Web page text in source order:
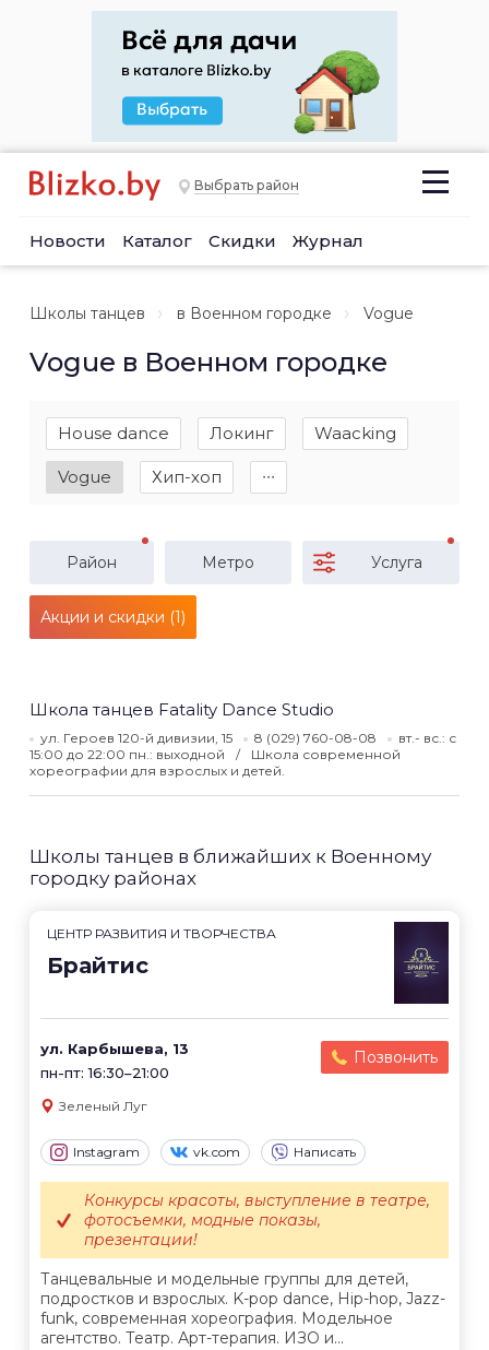
Выбрать район
Новости Каталог Скидки Журнал
Школы танцев в Военном городке Vogue
Vogue в Военном городке
House dance Локинг Waacking
Vogue Хип-хоп ∙∙∙
Район Метро Услуга
Акции и скидки (1)
Школа танцев Fatality Dance Studio
ул. Героев 120-й дивизии, 15 8 (029) 760-08-08
вт.- вс.: с
15:00 до 22:00 пн.: выходной
Школа современной
хореографии для взрослых и детей.
Школы танцев в ближайших к Военному
городку районах
ЦЕНТР РАЗВИТИЯ И ТВОРЧЕСТВА
Брайтис
ул. Карбышева, 13
пн-пт: 16:30–21:00
Позвонить
Зеленый Луг
Instagram vk.com Написать
Танцевальные и модельные группы для детей,
подростков и взрослых. K-pop dance, Hip-hop, Jazz-
funk, современная хореография. Модельное
агентство. Театр. Арт-терапия. ИЗО и...
Конкурсы красоты, выступление в театре,
фотосъемки, модные показы,
презентации!